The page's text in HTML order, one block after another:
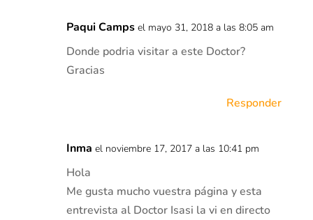
Paqui Camps el mayo 31, 2018 a las 8:05 am
Donde podria visitar a este Doctor?
Gracias
Responder
Inma el noviembre 17, 2017 a las 10:41 pm
Hola
Me gusta mucho vuestra página y esta
entrevista al Doctor Isasi la vi en directo